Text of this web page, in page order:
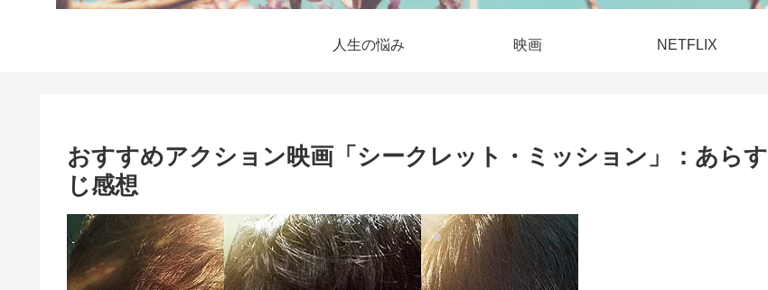
人生の悩み 映画 NETFLIX
おすすめアクション映画「シークレット・ミッション」：あらす
じ感想